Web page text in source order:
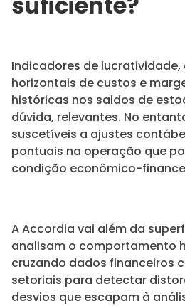
Indicadores de
horizontais de custos e
históricas nos saldos de
dúvida, relevantes. No
suscetíveis a ajustes
pontuais na operação que
condição econômico-
A Accordia vai além da
analisam o comportamento
cruzando dados financeiros
setoriais para detectar
desvios que escapam à